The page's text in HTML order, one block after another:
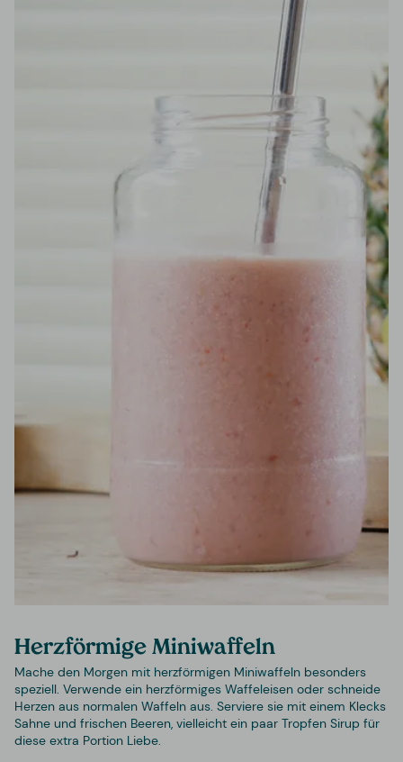
Herzförmige Miniwaffeln
Mache den Morgen mit herzförmigen Miniwaffeln besonders
speziell. Verwende ein herzförmiges Waffeleisen oder schneide
Herzen aus normalen Waffeln aus. Serviere sie mit einem Klecks
Sahne und frischen Beeren, vielleicht ein paar Tropfen Sirup für
diese extra Portion Liebe.